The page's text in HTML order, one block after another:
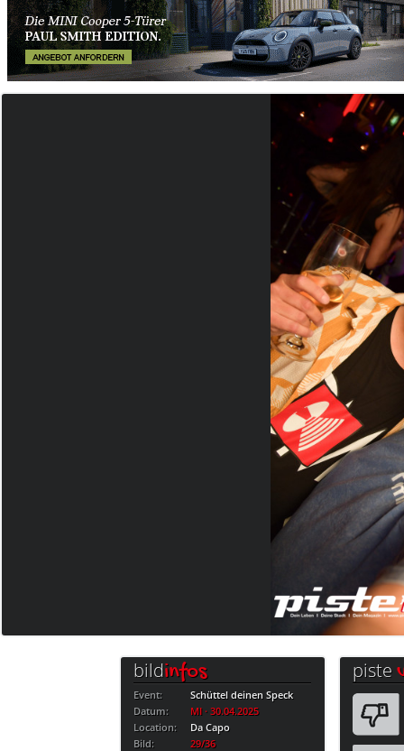
bildinfos
Event:
Schüttel deinen Speck
Datum:
MI · 30.04.2025
Location:
Da Capo
Bild:
29/36
piste